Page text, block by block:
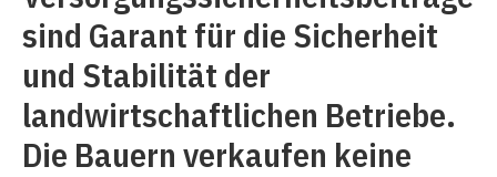
sind Garant für die Sicherheit
und Stabilität der
landwirtschaftlichen Betriebe.
Die Bauern verkaufen keine